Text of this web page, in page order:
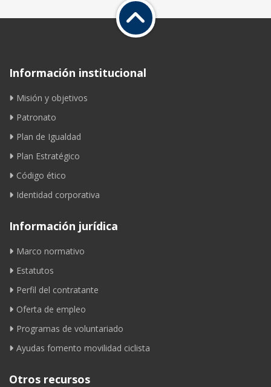
Información institucional
Misión y objetivos
Patronato
Plan de Igualdad
Plan Estratégico
Código ético
Identidad corporativa
Información jurídica
Marco normativo
Estatutos
Perfil del contratante
Oferta de empleo
Programas de voluntariado
Ayudas fomento movilidad ciclista
Otros recursos